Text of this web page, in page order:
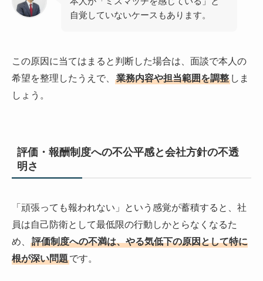
自覚していないケースもあります。
この原因に当てはまると判断した場合は、面談で本人の
希望を整理したうえで、
業務内容や担当範囲を調整 しま
しょう。
評価・報酬制度への不公平感と会社方針の不透
明さ
「頑張っても報われない」という感覚が蓄積すると、社
員は自己防衛として最低限の行動しかとらなくなるた
め、
評価制度への不満は、やる気低下の原因として特に
根が深い問題です。